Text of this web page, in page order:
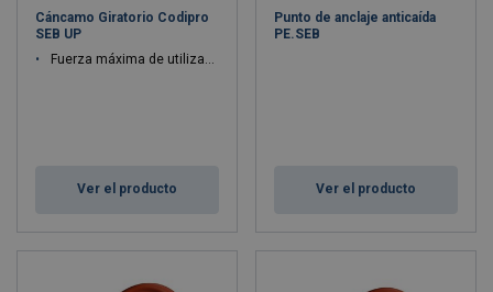
Cáncamo Giratorio Codipro
SEB UP
Fuerza máxima de utilización WLL: 0.4 - 15 ton
Ver el producto
Punto de anclaje anticaída
PE.SEB
Ver el producto